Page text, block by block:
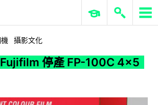
ERP 與商業 AI
攝影文化
停產 FP-100C 4×5